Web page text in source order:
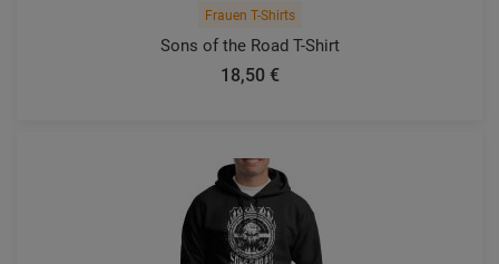
Frauen T-Shirts
Sons of the Road T-Shirt
18,50 €